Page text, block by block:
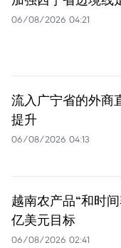
06/08/2026 04:21
流入广宁省的外商
提升
06/08/2026 04:13
越南农产品“和时
亿美元目标
06/08/2026 02:41